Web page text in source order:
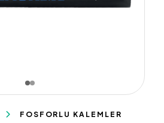
FOSFORLU KALEMLER